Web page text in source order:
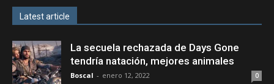
Latest article
La secuela rechazada de Days Gone
tendría natación, mejores animales
Boscal - enero 12, 2022 0